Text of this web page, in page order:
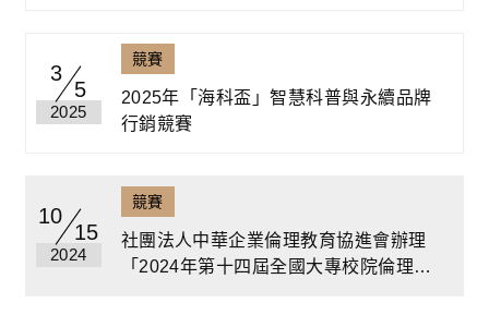
2025
3
5
競賽
2025年「海科盃」智慧科普與永續品牌
行銷競賽
2024
10
15
競賽
社團法人中華企業倫理教育協進會辦理
「2024年第十四屆全國大專校院倫理個